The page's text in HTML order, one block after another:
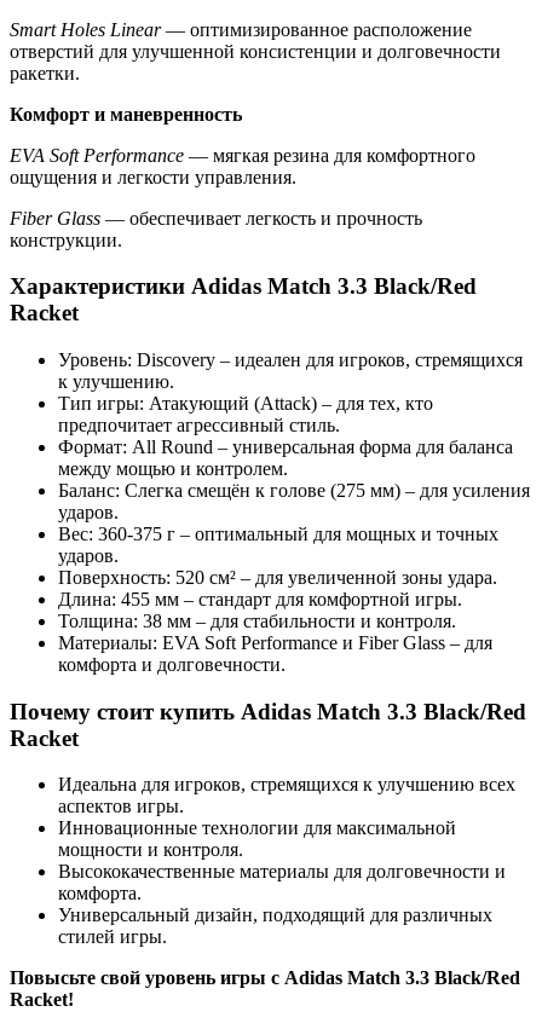
Smart Holes Linear— оптимизированное расположение
отверстий для улучшенной консистенции и долговечности
ракетки.
Комфорт и маневренность
EVA Soft Performance — мягкая резина для комфортного
ощущения и легкости управления.
Fiber Glass — обеспечивает легкость и прочность
конструкции.
Характеристики Adidas Match 3.3 Black/Red
Racket
Уровень: Discovery – идеален для игроков, стремящихся
к улучшению.
Тип игры: Атакующий (Attack) – для тех, кто
предпочитает агрессивный стиль.
Формат: All Round – универсальная форма для баланса
между мощью и контролем.
Баланс: Слегка смещён к голове (275 мм) – для усиления
ударов.
Вес: 360-375 г – оптимальный для мощных и точных
ударов.
Поверхность: 520 см² – для увеличенной зоны удара.
Длина: 455 мм – стандарт для комфортной игры.
Толщина: 38 мм – для стабильности и контроля.
Материалы: EVA Soft Performance и Fiber Glass – для
комфорта и долговечности.
Почему стоит купить Adidas Match 3.3 Black/Red
Racket
Идеальна для игроков, стремящихся к улучшению всех
аспектов игры.
Инновационные технологии для максимальной
мощности и контроля.
Высококачественные материалы для долговечности и
комфорта.
Универсальный дизайн, подходящий для различных
стилей игры.
Повысьте свой уровень игры с Adidas Match 3.3 Black/Red
Racket!